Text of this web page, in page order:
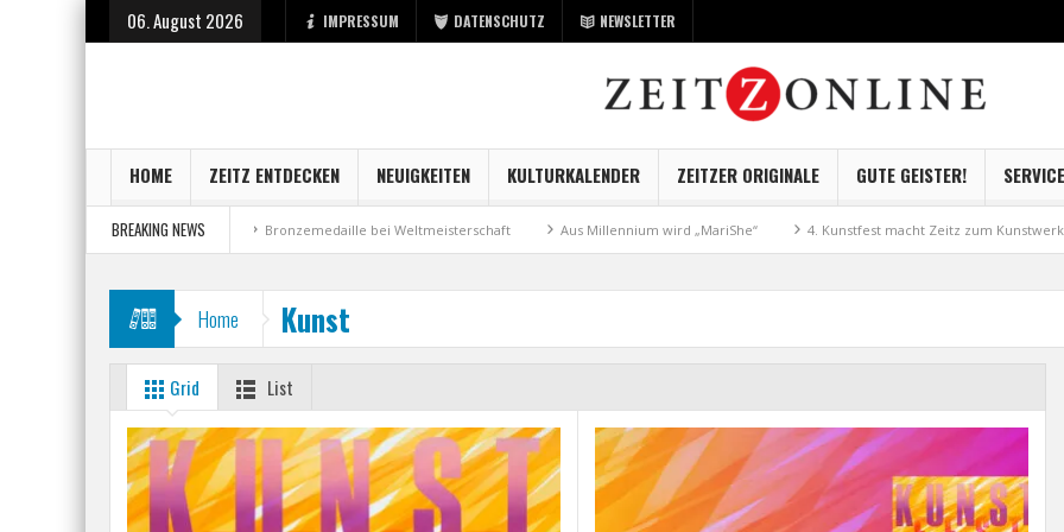
06. August 2026 IMPRESSUM DATENSCHUTZ NEWSLETTER
HOME ZEITZ ENTDECKEN NEUIGKEITEN KULTURKALENDER ZEITZER ORIGINALE GUTE GEISTER! SERVICE
BREAKING NEWS
bei der Stadt Zeitz Bronzemedaille bei Weltmeisterschaft Aus Millennium wird „MariShe“ 4. Kunstfest macht Zeitz zum Kunstwerk
Home Kunst
Grid List